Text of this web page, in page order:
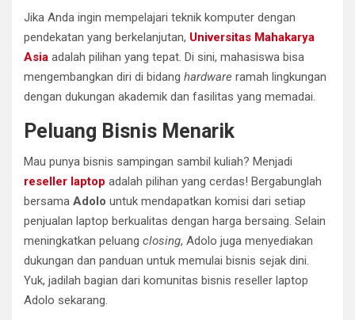
Jika Anda ingin mempelajari teknik komputer dengan
pendekatan yang berkelanjutan, Universitas Mahakarya
Asia adalah pilihan yang tepat. Di sini, mahasiswa bisa
mengembangkan diri di bidang hardware ramah lingkungan
dengan dukungan akademik dan fasilitas yang memadai.
Peluang Bisnis Menarik
Mau punya bisnis sampingan sambil kuliah? Menjadi
reseller laptop adalah pilihan yang cerdas! Bergabunglah
bersama Adolo untuk mendapatkan komisi dari setiap
penjualan laptop berkualitas dengan harga bersaing. Selain
meningkatkan peluang closing, Adolo juga menyediakan
dukungan dan panduan untuk memulai bisnis sejak dini.
Yuk, jadilah bagian dari komunitas bisnis reseller laptop
Adolo sekarang.